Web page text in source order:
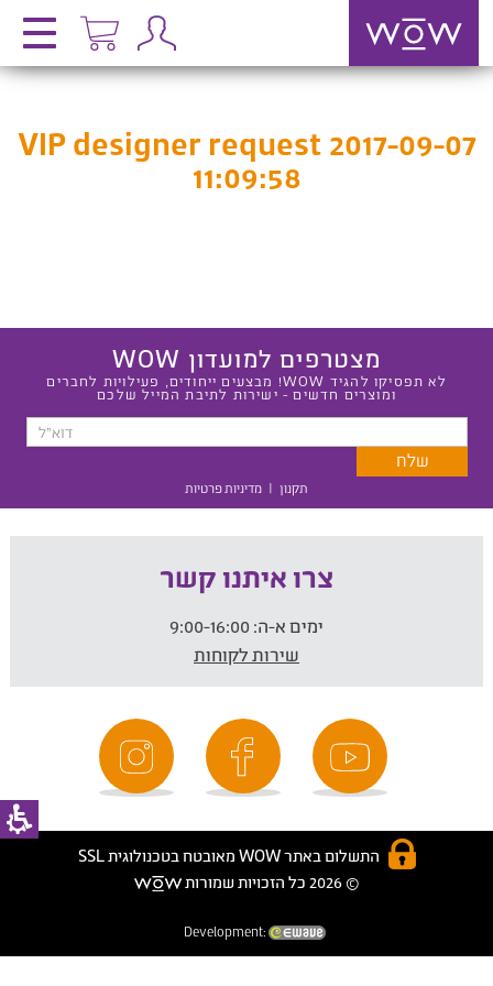
VIP designer request 2017-09-07
11:09:58
מצטרפים למועדון WOW
לא תפסיקו להגיד WOW! מבצעים ייחודים, פעילויות לחברים
ומוצרים חדשים - ישירות לתיבת המייל שלכם
תקנון | מדיניות פרטיות
צרו איתנו קשר
ימים א-ה:
שירות לקוחות
התשלום באתר WOW מאובטח בטכנולוגית SSL
© 2026 כל הזכויות שמורות
Development: